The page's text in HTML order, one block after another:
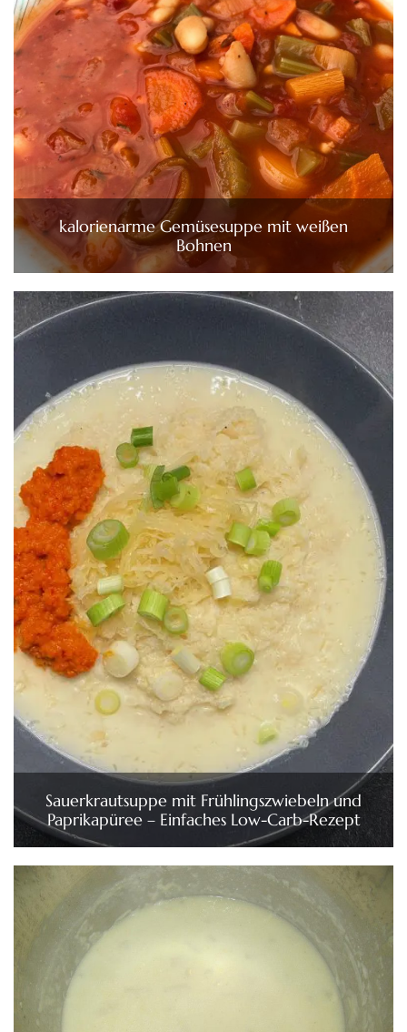
kalorienarme Gemüsesuppe mit weißen
Bohnen
Sauerkrautsuppe mit Frühlingszwiebeln und
Paprikapüree – Einfaches Low-Carb-Rezept